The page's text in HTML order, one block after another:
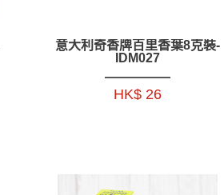
意大利奇香牌百里香葉8克裝-
IDM027
HK$ 26